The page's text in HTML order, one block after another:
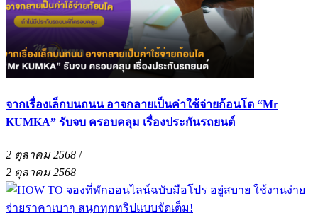
จากเรื่องเล็กบนถนน อาจกลายเป็นค่าใช้จ่ายก้อนโต “Mr
KUMKA” รับจบ ครอบคลุม เรื่องประกันรถยนต์
2 ตุลาคม 2568 /
2 ตุลาคม 2568